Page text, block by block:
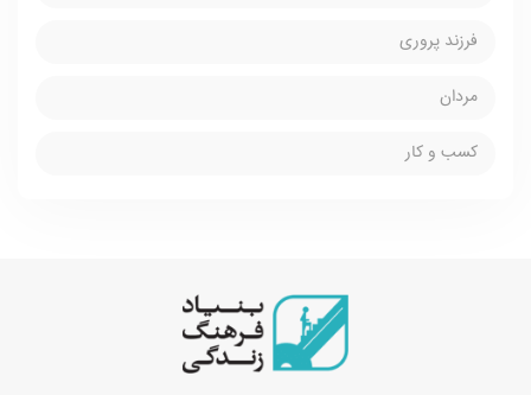
فرزند پروری
مردان
کسب و کار